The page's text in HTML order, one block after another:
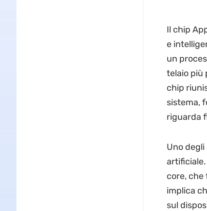
Il chip
e
un
telaio più
chip
sistema,
riguarda
Uno
core, che
implica
sul